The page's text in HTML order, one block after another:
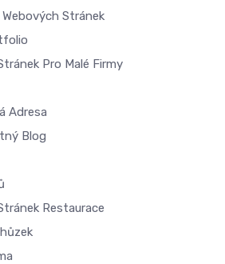
Stránek
Pro Malé Firmy
Adresa
Blog
Restaurace